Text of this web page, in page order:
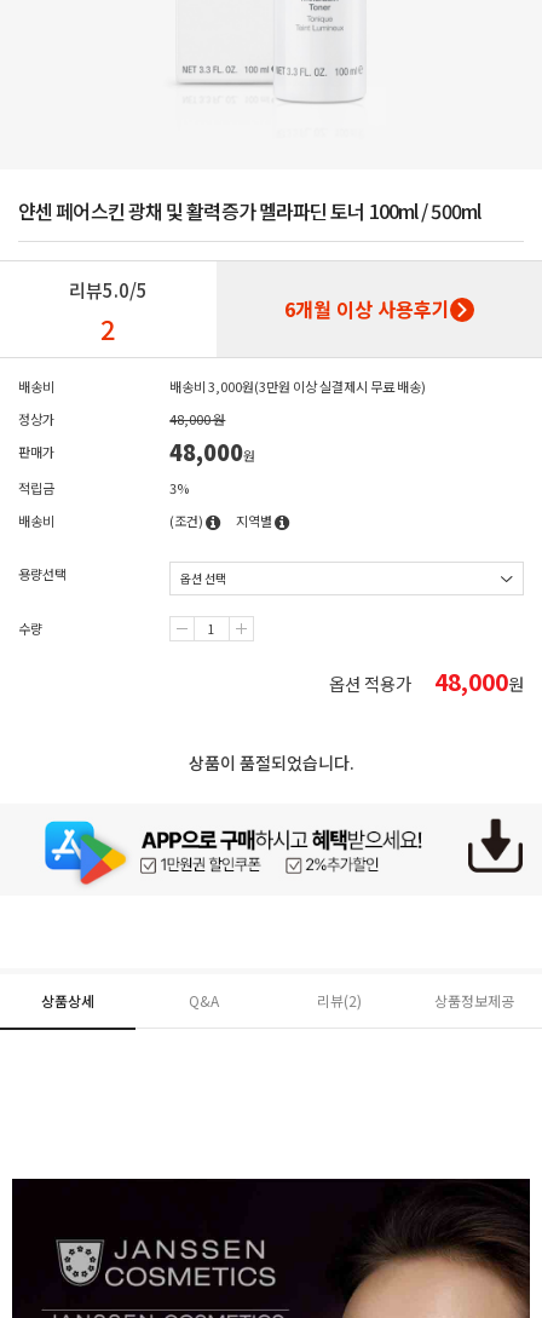
얀센 페어스킨 광채 및 활력증가 멜라파딘 토너 100ml / 500ml
리뷰5.0/5
2 6개월 이상 사용후기
배송비
배송비 3,000원(3만원 이상 실결제시 무료 배송)
정상가
48,000 원
판매가
48,000원
적립금
3%
배송비
(조건) 지역별
용량선택
수량
옵션 적용가 48,000원
상품이 품절되었습니다.
상품상세 Q&A 리뷰(2) 상품정보제공